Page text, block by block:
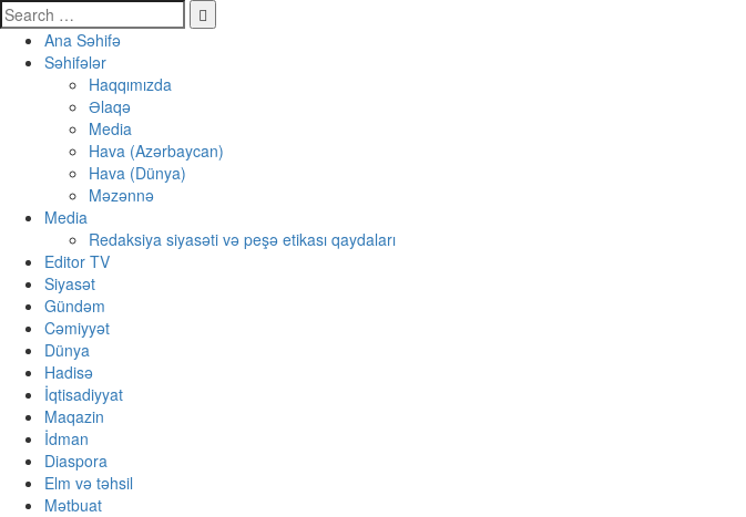
Ana Səhifə
Səhifələr
Haqqımızda
Əlaqə
Media
Hava (Azərbaycan)
Hava (Dünya)
Məzənnə
Media
Redaksiya siyasəti və peşə etikası qaydaları
Editor TV
Siyasət
Gündəm
Cəmiyyət
Dünya
Hadisə
İqtisadiyyat
Maqazin
İdman
Diaspora
Elm və təhsil
Mətbuat